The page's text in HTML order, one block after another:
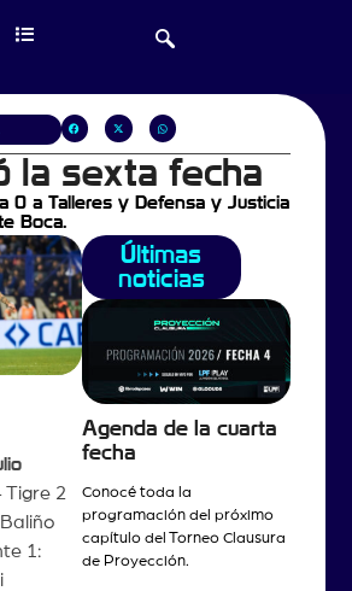
la sexta fecha
0 a Talleres y Defensa y Justicia
Boca.
Tigre 2
1:
Últimas
noticias
Agenda de la cuarta
fecha
Conocé toda la
programación del próximo
capítulo del Torneo Clausura
de Proyección.